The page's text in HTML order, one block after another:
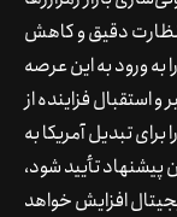
نظارت دقیق و کاهش
به ورود به این عرصه
استقبال فزاینده از
برای تبدیل آمریکا به
پیشنهاد تأیید شود،
افزایش خواهد